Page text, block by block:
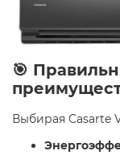
🎯
Выбирая Casarte